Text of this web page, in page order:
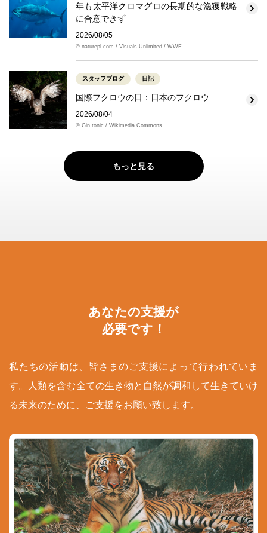
年も太平洋クロマグロの長期的な漁獲戦略
に合意できず
2026/08/05
© naturepl.com / Visuals Unlimited / WWF
スタッフブログ 日記
国際フクロウの日：日本のフクロウ
2026/08/04
© Gin tonic / Wikimedia Commons
もっと見る
あなたの支援が
必要です！
私たちの活動は、皆さまのご支援によって行われていま
す。人類を含む全ての生き物と自然が調和して生きていけ
る未来のために、ご支援をお願い致します。